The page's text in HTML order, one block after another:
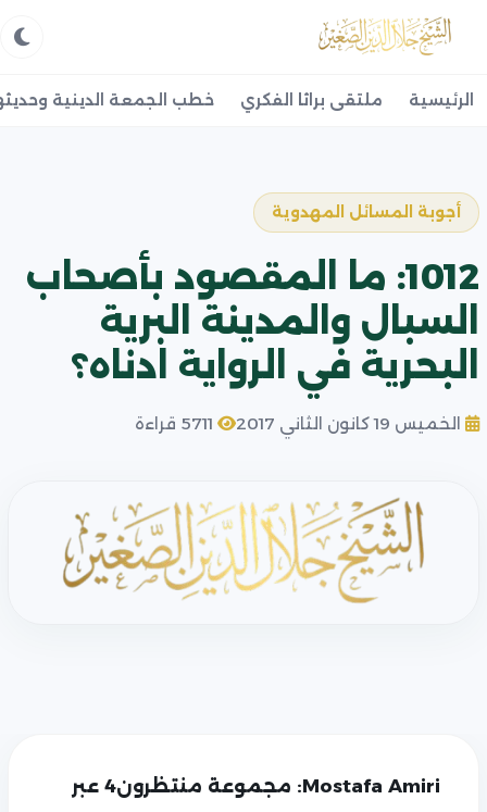
الرئيسية ملتقى براثا الفكري خطب الجمعة الدينية
أجوبة المسائل المهدوية
1012: ما المقصود بأصحاب
السبال والمدينة البرية
البحرية في الرواية ادناه؟
الخميس 19 كانون الثاني 2017
Mostafa Amiri: مجموعة منتظرون4 عبر